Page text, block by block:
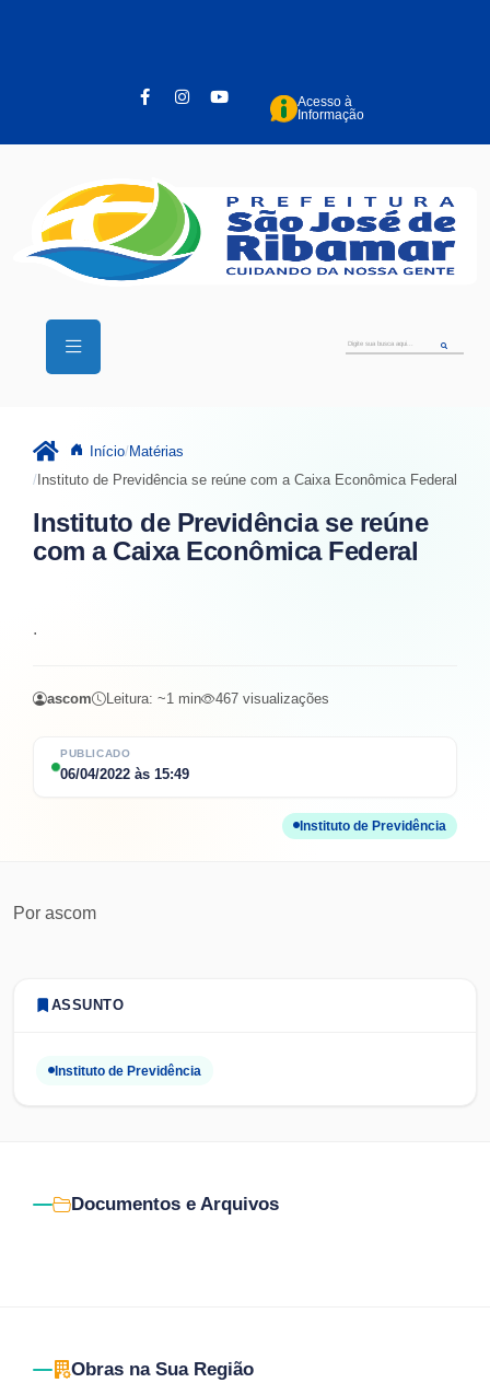
Acesso à
Informação
Início Matérias
Instituto de Previdência se reúne com a Caixa Econômica Federal
Instituto de Previdência se reúne
com a Caixa Econômica Federal
PUBLICADO
06/04/2022 às 15:49
Instituto de Previdência
.
ascom Leitura: ~1 min 467 visualizações
Por ascom
ASSUNTO
Instituto de Previdência
Documentos e Arquivos
Obras na Sua Região